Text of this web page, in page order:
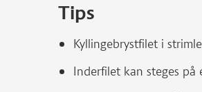
Tips
Kyllingebrystfilet i
Inderfilet kan steges på